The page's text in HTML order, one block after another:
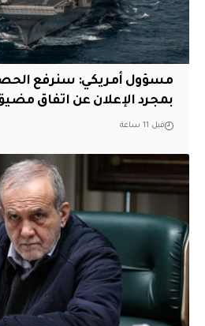
مسؤول أمريكي: سنرفع
بمجرد الإعلان عن اتفاق
قبل 11 ساعة